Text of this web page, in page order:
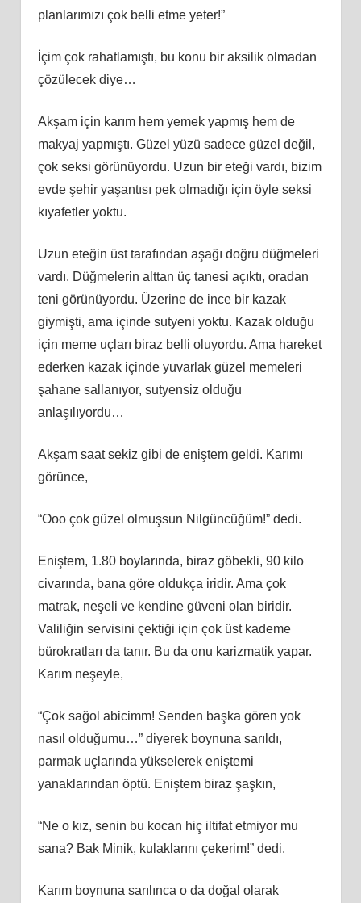
planlarımızı çok belli etme yeter!”
İçim çok rahatlamıştı, bu konu bir aksilik olmadan
çözülecek diye…
Akşam için karım hem yemek yapmış hem de
makyaj yapmıştı. Güzel yüzü sadece güzel değil,
çok seksi görünüyordu. Uzun bir eteği vardı, bizim
evde şehir yaşantısı pek olmadığı için öyle seksi
kıyafetler yoktu.
Uzun eteğin üst tarafından aşağı doğru düğmeleri
vardı. Düğmelerin alttan üç tanesi açıktı, oradan
teni görünüyordu. Üzerine de ince bir kazak
giymişti, ama içinde sutyeni yoktu. Kazak olduğu
için meme uçları biraz belli oluyordu. Ama hareket
ederken kazak içinde yuvarlak güzel memeleri
şahane sallanıyor, sutyensiz olduğu
anlaşılıyordu…
Akşam saat sekiz gibi de eniştem geldi. Karımı
görünce,
“Ooo çok güzel olmuşsun Nilgüncüğüm!” dedi.
Eniştem, 1.80 boylarında, biraz göbekli, 90 kilo
civarında, bana göre oldukça iridir. Ama çok
matrak, neşeli ve kendine güveni olan biridir.
Valiliğin servisini çektiği için çok üst kademe
bürokratları da tanır. Bu da onu karizmatik yapar.
Karım neşeyle,
“Çok sağol abicimm! Senden başka gören yok
nasıl olduğumu…” diyerek boynuna sarıldı,
parmak uçlarında yükselerek eniştemi
yanaklarından öptü. Eniştem biraz şaşkın,
“Ne o kız, senin bu kocan hiç iltifat etmiyor mu
sana? Bak Minik, kulaklarını çekerim!” dedi.
Karım boynuna sarılınca o da doğal olarak